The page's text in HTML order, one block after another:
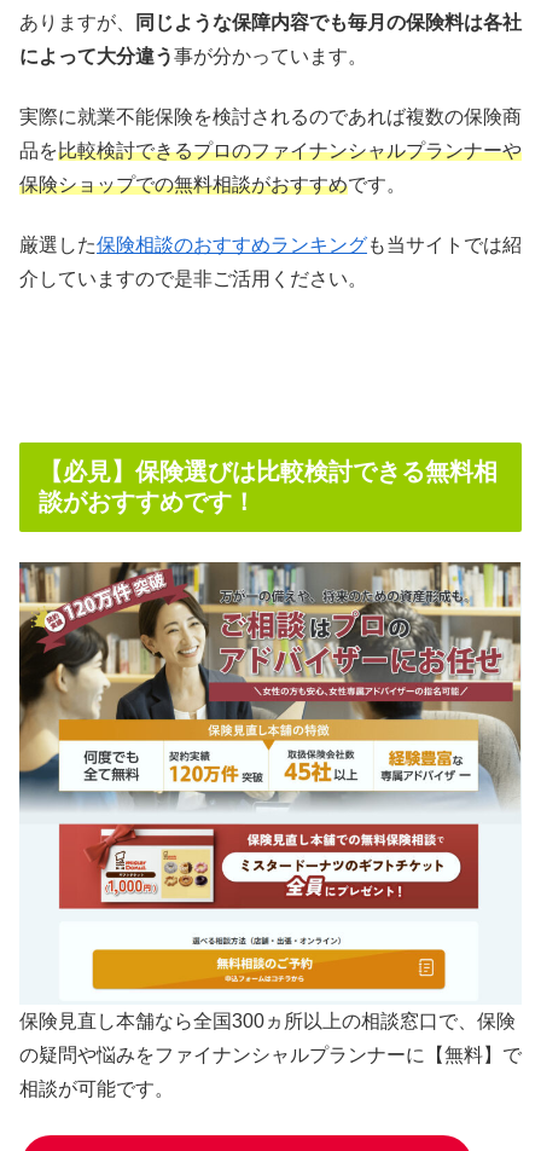
ありますが、
同じような保障内容でも毎月の保険料は各社
によって大分違う事が分かっています。
実際に就業不能保険を検討されるのであれば複数の保険商
品を比較検討できるプロのファイナンシャルプランナーや
保険ショップでの無料相談がおすすめです。
厳選した保険相談のおすすめランキングも当サイトでは紹
介していますので是非ご活用ください。
【必見】保険選びは比較検討できる無料相
談がおすすめです！
保険見直し本舗なら全国300ヵ所以上の相談窓口で、保険
の疑問や悩みをファイナンシャルプランナーに
【無料】で
相談が可能です。